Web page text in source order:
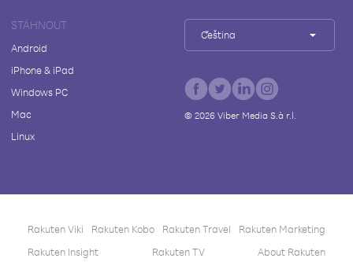
STÁHNOUT
Android
iPhone & iPad
Windows PC
Mac
Linux
Čeština
© 2026Viber Media S.à r.l.
Rakuten Viki Rakuten Kobo Rakuten Travel
Rakuten Marketing
Rakuten Insight
Rakuten TV About Rakuten